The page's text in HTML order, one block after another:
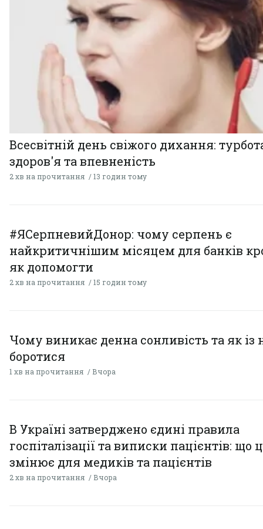
Всесвітній день свіжого дихання:
здоров'я та впевненість
2 хв на прочитання 13 годин тому
#ЯСерпневийДонор: чому серпень є
найкритичнішим місяцем для банків
як допомогти
2 хв на прочитання 15 годин тому
Чому виникає денна сонливість та як із
боротися
1 хв на прочитання Вчора
В Україні затверджено єдині правила
госпіталізації та виписки пацієнтів: що
змінює для медиків та пацієнтів
2 хв на прочитання Вчора